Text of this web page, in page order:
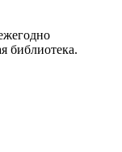
библиотека.